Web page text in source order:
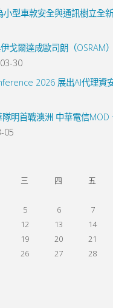
小型車款安全與通訊樹立全
戈爾達成歐司朗（OSRAM
30
2026 展出AI代理資
隊明首戰澳洲 中華電信
05
三 四 五
5 6 7
12 13 14
19 20 21
26 27 28